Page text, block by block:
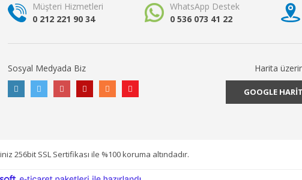
Müşteri Hizmetleri
0 212 221 90 34
WhatsApp Destek
0 536 073 41 22
Sosyal Medyada Biz Harita
GOOGLE
256bit SSL Sertifikası ile %100 koruma altındadır.